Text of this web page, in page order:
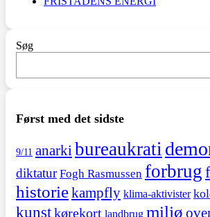
Søg
Først med det sidste
9/11 anarkibureaukrati
diktatur Fogh Rasmussen forbrug
historiekampfly klima-aktivister
kunstkørekort landbrug miljø